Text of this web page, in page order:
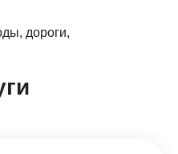
дороги,